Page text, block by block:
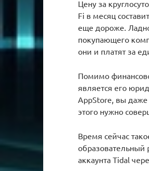
Цену за
Fi в месяц
еще дороже.
покупающего
они и платят за
Помимо
является его
AppStore, вы даже
этого нужно
Время сейчас
образовательный
аккаунта Tidal